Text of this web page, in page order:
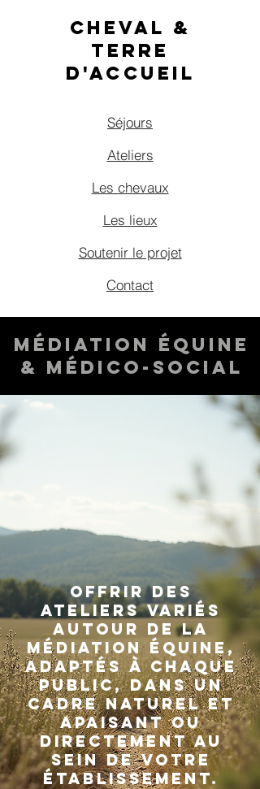
Cheval &
terre
d'accueil
Séjours
Ateliers
Les chevaux
Les lieux
Soutenir le projet
Contact
Médiation équine
& médico-social
​Offrir des
ateliers variés
autour de la
médiation équine,
adaptés à chaque
public, dans un
cadre naturel et
apaisant ou
directement au
sein de votre
établissement.